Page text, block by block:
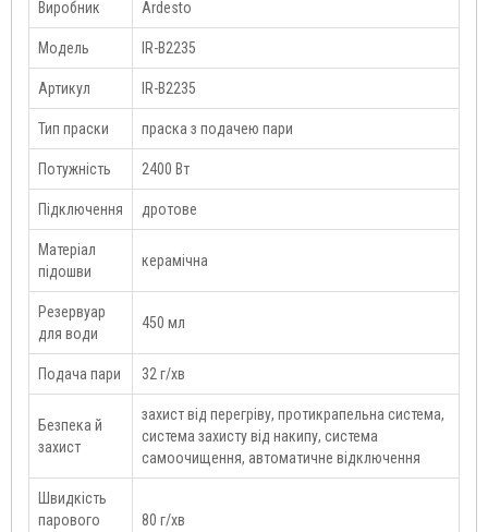
Виробник Ardesto
Модель IR-B2235
Артикул IR-B2235
Тип праски праска з подачею пари
Потужність 2400 Вт
Підключення дротове
Матеріал
підошви
керамічна
Резервуар
для води
450 мл
Подача пари 32 г/хв
Безпека й
захист
захист від перегріву, протикрапельна система,
система захисту від накипу, система
самоочищення, автоматичне відключення
Швидкість
парового
80 г/хв